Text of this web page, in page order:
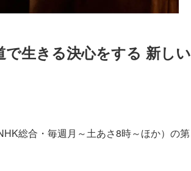
で生きる決心をする 新しい
総合・毎週月～土あさ8時～ほか）の第